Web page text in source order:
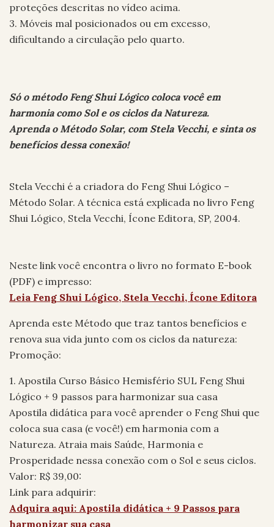
proteções descritas no vídeo acima.
3. Móveis mal posicionados ou em excesso,
dificultando a circulação pelo quarto.
Só o método Feng Shui Lógico coloca você em
harmonia como Sol e os ciclos da Natureza.
Aprenda o Método Solar, com Stela Vecchi, e sinta os
benefícios dessa conexão!
Stela Vecchi é a criadora do Feng Shui Lógico –
Método Solar. A técnica está explicada no livro Feng
Shui Lógico, Stela Vecchi, Ícone Editora, SP, 2004.
Neste link você encontra o livro no formato E-book
(PDF) e impresso:
Leia Feng Shui Lógico, Stela Vecchi, Ícone Editora
Aprenda este Método que traz tantos benefícios e
renova sua vida junto com os ciclos da natureza:
Promoção:
1. Apostila Curso Básico Hemisfério SUL Feng Shui
Lógico + 9 passos para harmonizar sua casa
Apostila didática para você aprender o Feng Shui que
coloca sua casa (e você!) em harmonia com a
Natureza. Atraia mais Saúde, Harmonia e
Prosperidade nessa conexão com o Sol e seus ciclos.
Valor: R$ 39,00:
Link para adquirir:
Adquira aqui: Apostila didática + 9 Passos para
harmonizar sua casa